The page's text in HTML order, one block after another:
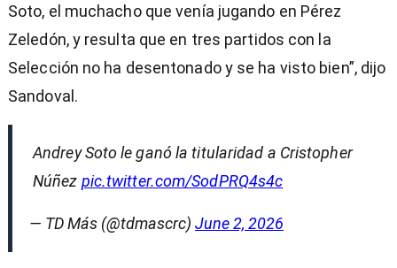
Soto, el muchacho que venía jugando en Pérez
Zeledón, y resulta que en tres partidos con la
Selección no ha desentonado y se ha visto bien”, dijo
Sandoval.
Andrey Soto le ganó la titularidad a Cristopher
Núñez pic.twitter.com/SodPRQ4s4c
— TD Más (@tdmascrc) June 2, 2026